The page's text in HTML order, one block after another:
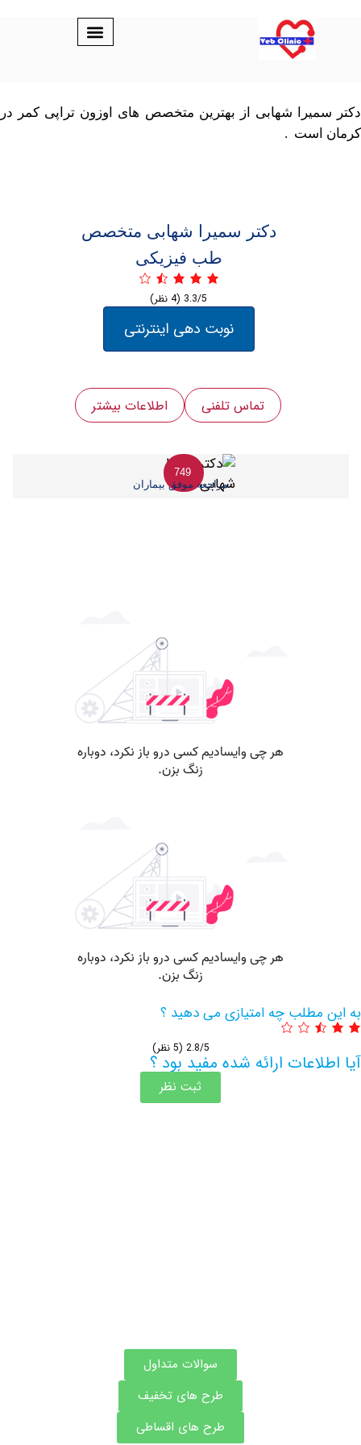
شهابی از بهترین متخصص های اوزون تراپی کمر در
.
دکتر سمیرا شهابی متخصص
طب فیزیکی
نوبت دهی اینترنتی
تماس تلفنی اطلاعات بیشتر
مراجعه موفق بیماران
چه امتیازی می دهید ؟
ارائه شده مفید بود ؟
ثبت نظر
سوالات متداول
طرح های تخفیف
طرح های اقساطی